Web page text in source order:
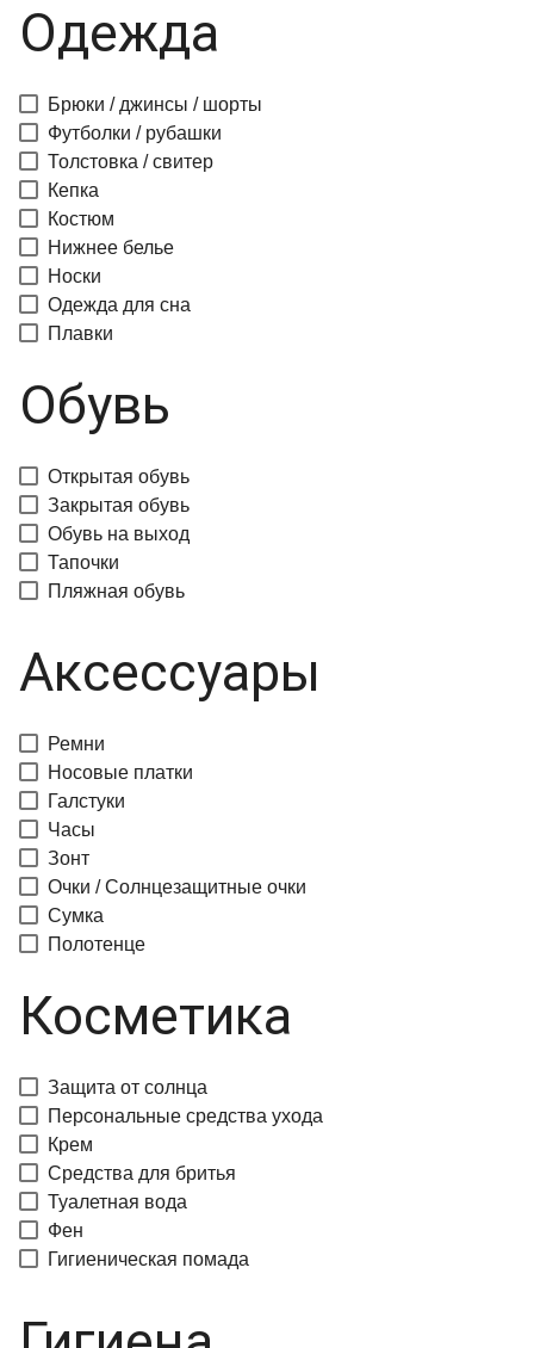
Одежда
Брюки / джинсы / шорты
Футболки / рубашки
Толстовка / свитер
Кепка
Костюм
Нижнее белье
Носки
Одежда для сна
Плавки
Обувь
Открытая обувь
Закрытая обувь
Обувь на выход
Тапочки
Пляжная обувь
Аксессуары
Ремни
Носовые платки
Галстуки
Часы
Зонт
Очки / Солнцезащитные очки
Сумка
Полотенце
Косметика
Защита от солнца
Персональные средства ухода
Крем
Средства для бритья
Туалетная вода
Фен
Гигиеническая помада